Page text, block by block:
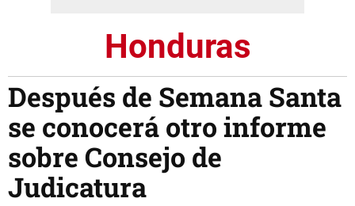
Honduras
Después de Semana Santa
se conocerá otro informe
sobre Consejo de
Judicatura